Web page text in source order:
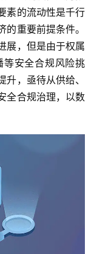
素的流动性是千行
重要前提条件。
展，但是由于权属
等安全合规风险挑
，亟待从供给、
全合规治理，以数